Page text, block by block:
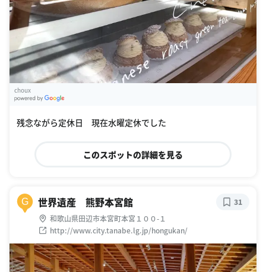
choux
残念ながら定休日 現在水曜定休でした
このスポットの詳細を見る
G 世界遺産 熊野本宮館
和歌山県田辺市本宮町本宮１００-１
http://www.city.tanabe.lg.jp/hongukan/
31